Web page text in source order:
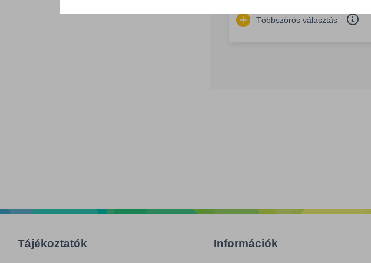
Többszörös választás
Tájékoztatók Információk